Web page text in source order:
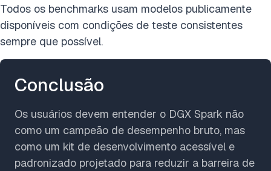
Todos os benchmarks usam modelos publicamente
disponíveis com condições de teste consistentes
sempre que possível.
Conclusão
Os usuários devem entender o DGX Spark não
como um campeão de desempenho bruto, mas
como um kit de desenvolvimento acessível e
padronizado projetado para reduzir a barreira de